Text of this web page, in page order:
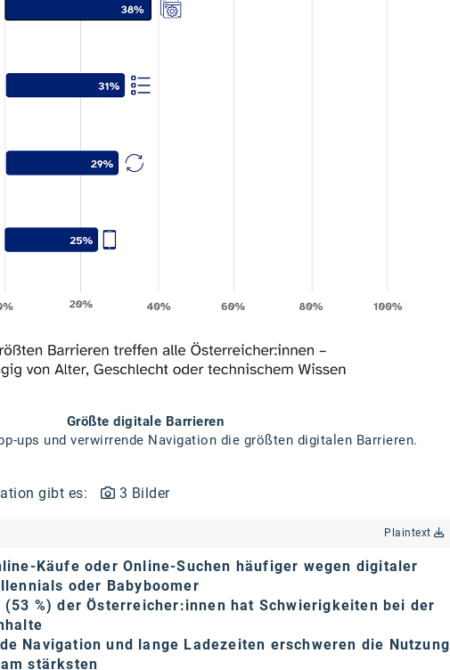
Größte digitale Barrieren
ups und verwirrende Navigation die größten digitalen Barrieren.
gibt es: 3 Bilder
Plaintext
Käufe oder Online-Suchen häufiger wegen digitaler
oder Babyboomer
%) der Österreicher:innen hat Schwierigkeiten bei der
Navigation und lange Ladezeiten erschweren die Nutzung
stärksten